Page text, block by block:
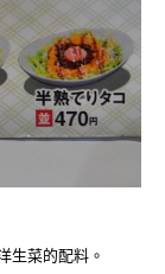
生菜的配料。